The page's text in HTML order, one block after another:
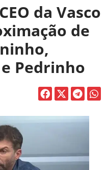
da Vasco
de
Pedrinho